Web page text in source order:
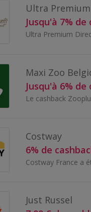
Ultra
Jusqu'à 7% de
Maxi Zoo
Jusqu'à 6% de
Costway
6% de
Just Russel